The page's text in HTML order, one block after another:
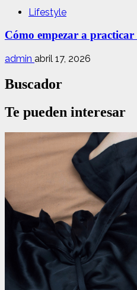
Lifestyle
Cómo empezar a
admin abril 17, 2026
Buscador
Te pueden interesar